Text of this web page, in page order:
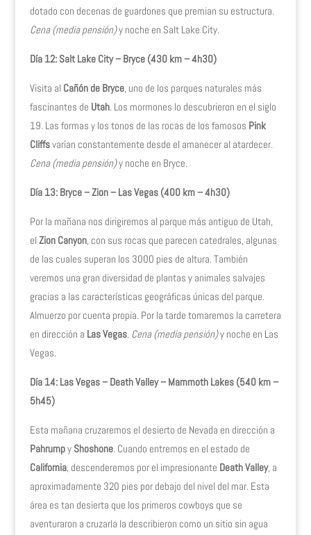
dotado con decenas de guardones que premian su estructura.
Cena (media pensión)y noche en Salt Lake City.
Día 12: Salt Lake City – Bryce (430 km – 4h30)
Visita al Cañón de Bryce, uno de los parques naturales más
fascinantes de Utah. Los mormones lo descubrieron en el siglo
19. Las formas y los tonos de las rocas de los famosos Pink
Cliffsvarían constantemente desde el amanecer al atardecer.
Cena (media pensión)y noche en Bryce.
Día 13: Bryce – Zion – Las Vegas (400 km – 4h30)
Por la mañana nos dirigiremos al parque más antiguo de Utah,
el Zion Canyon, con sus rocas que parecen catedrales, algunas
de las cuales superan los 3000 pies de altura. También
veremos una gran diversidad de plantas y animales salvajes
gracias a las características geográficas únicas del parque.
Almuerzo por cuenta propia. Por la tarde tomaremos la carretera
en dirección a Las Vegas. Cena (media pensión)y noche en Las
Vegas.
Día 14: Las Vegas – Death Valley – Mammoth Lakes (540 km –
5h45)
Esta mañana cruzaremos el desierto de Nevada en dirección a
Pahrumpy Shoshone. Cuando entremos en el estado de
California, descenderemos por el impresionante Death Valley, a
aproximadamente 320 pies por debajo del nivel del mar. Esta
área es tan desierta que los primeros cowboys que se
aventuraron a cruzarla la describieron como un sitio sin agua